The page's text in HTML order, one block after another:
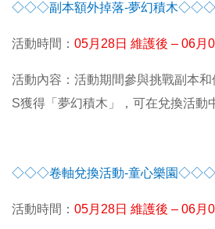
◇◇◇副本額外掉落-夢幻積木◇◇◇
活動時間： 05月28日 維護後 – 06月
活動內容：活動期間參與挑戰副本
S獲得「夢幻積木」，可在兌換活動
◇◇◇卷軸兌換活動-童心樂園◇◇◇
活動時間： 05月28日 維護後 – 06月